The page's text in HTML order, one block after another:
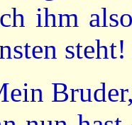
ihm
steht!